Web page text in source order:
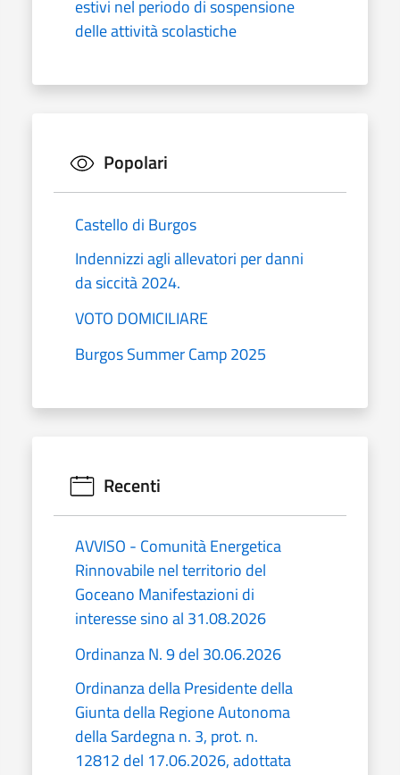
estivi nel periodo di sospensione
delle attività scolastiche
Popolari
Castello di Burgos
Indennizzi agli allevatori per danni
da siccità 2024.
VOTO DOMICILIARE
Burgos Summer Camp 2025
Recenti
AVVISO - Comunità Energetica
Rinnovabile nel territorio del
Goceano Manifestazioni di
interesse sino al 31.08.2026
Ordinanza N. 9 del 30.06.2026
Ordinanza della Presidente della
Giunta della Regione Autonoma
della Sardegna n. 3, prot. n.
12812 del 17.06.2026, adottata